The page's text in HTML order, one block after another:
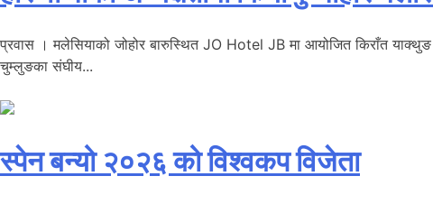
प्रवास । मलेसियाको जोहोर बारुस्थित JO Hotel JB मा आयोजित किराँत
चुम्लुङका संघीय...
स्पेन बन्यो २०२६ को विश्वकप विजेता